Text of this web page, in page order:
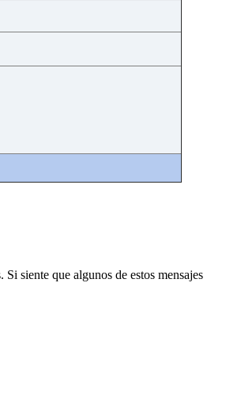
siente que algunos de estos mensajes